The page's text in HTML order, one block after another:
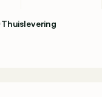
Thuislevering